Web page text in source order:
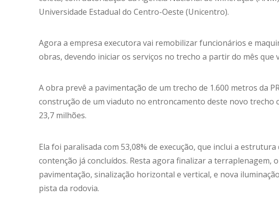
Universidade Estadual do Centro-Oeste (Unicentro).
Agora a empresa executora vai remobilizar funcionários e
obras, devendo iniciar os serviços no trecho a partir do mês que
A obra prevê a pavimentação de um trecho de 1.600 metros da
construção de um viaduto no entroncamento deste novo trecho
23,7 milhões.
Ela foi paralisada com 53,08% de execução, que inclui a
contenção já concluídos. Resta agora finalizar a terraplenagem,
pavimentação, sinalização horizontal e vertical, e nova
pista da rodovia.